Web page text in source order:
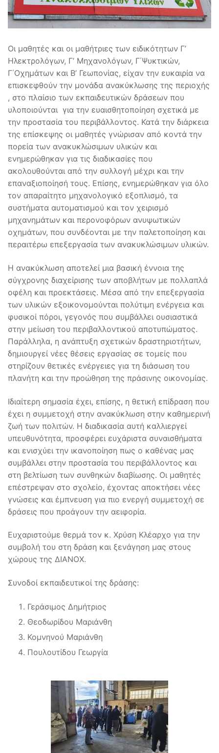
Οι μαθητές και οι μαθήτριες των ειδικότητων Γ’
Ηλεκτρολόγων, Γ’ Μηχανολόγων, Γ΄Ψυκτικών,
Γ΄Οχημάτων και Β’ Γεωπονίας, είχαν την ευκαιρία να
επισκεφθούν την μονάδα ανακύκλωσης της περιοχής
, στο πλαίσιο των εκπαιδευτικών δράσεων που
υλοποιούνται για την ευαισθητοποίηση σχετικά με
την προστασία του περιβάλλοντος. Κατά την διάρκεια
της επίσκεψης οι μαθητές γνώρισαν από κοντά την
πορεία των ανακυκλώσιμων υλικών και
ενημερώθηκαν για τις διαδικασίες που
ακολουθούνται από την συλλογή μέχρι και την
επαναξιοποίησή τους. Επίσης, ενημερώθηκαν για όλο
τον απαραίτητο μηχανολογικό εξοπλισμό, τα
συστήματα αυτοματισμού και τον χειρισμό
μηχανημάτων και περονοφόρων ανυψωτικών
οχημάτων, που συνδέονται με την παλετοποίηση και
περαιτέρω επεξεργασία των ανακυκλώσιμων υλικών.
Η ανακύκλωση αποτελεί μια βασική έννοια της
σύγχρονης διαχείρισης των αποβλήτων με πολλαπλά
οφέλη και προεκτάσεις. Μέσα από την επεξεργασία
των υλικών εξοικονομούνται πολύτιμη ενέργεια και
φυσικοί πόροι, γεγονός που συμβάλλει ουσιαστικά
στην μείωση του περιβαλλοντικού αποτυπώματος.
Παράλληλα, η ανάπτυξη σχετικών δραστηριοτήτων,
δημιουργεί νέες θέσεις εργασίας σε τομείς που
στηρίζουν θετικές ενέργειες για τη διάσωση του
πλανήτη και την προώθηση της πράσινης οικονομίας.
Ιδιαίτερη σημασία έχει, επίσης, η θετική επίδραση που
έχει η συμμετοχή στην ανακύκλωση στην καθημερινή
ζωή των πολιτών. Η διαδικασία αυτή καλλιεργεί
υπευθυνότητα, προσφέρει ευχάριστα συναισθήματα
και ενισχύει την ικανοποίηση πως ο καθένας μας
συμβάλλει στην προστασία του περιβάλλοντος και
στη βελτίωση των συνθηκών διαβίωσης. Οι μαθητές
επέστρεψαν στο σχολείο, έχοντας αποκτήσει νέες
γνώσεις και έμπνευση για πιο ενεργή συμμετοχή σε
δράσεις που προάγουν την αειφορία.
Ευχαριστούμε θερμά τον κ. Χρύση Κλέαρχο για την
συμβολή του στη δράση και ξενάγηση μας στους
χώρους της ΔΙΑΝΟΧ.
Συνοδοί εκπαιδευτικοί της δράσης:
Γεράσιμος Δημήτριος
Θεοδωρίδου Μαριάνθη
Κομνηνού Μαριάνθη
Πουλουτίδου Γεωργία